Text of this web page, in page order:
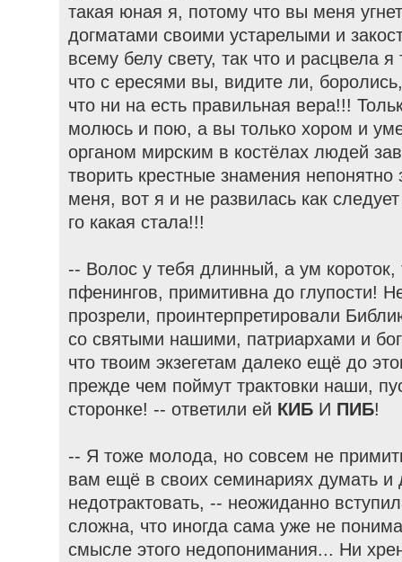
такая юная я, потому что вы меня
догматами своими устарелыми и
всему белу свету, так что и расцвела
что с ересями вы, видите ли,
что ни на есть правильная вера!!!
молюсь и пою, а вы только хором и
органом мирским в костёлах людей
творить крестные знамения
меня, вот я и не развилась как
го какая стала!!!
-- Волос у тебя длинный, а ум
пфенингов, примитивна до глупости!
прозрели, проинтерпретировали
со святыми нашими, патриархами и
что твоим экзегетам далеко ещё до
прежде чем поймут трактовки наши,
сторонке! -- ответили ей КИБ И ПИБ!
-- Я тоже молода, но совсем не
вам ещё в своих семинариях думать и
недотрактовать, -- неожиданно
сложна, что иногда сама уже не
смысле этого недопонимания... Ни